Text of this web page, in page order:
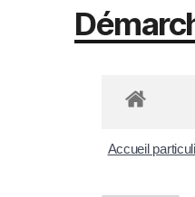
Accueil